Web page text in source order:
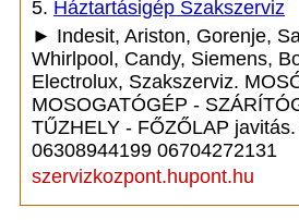
5. Háztartásigép Szakszerviz
► Indesit, Ariston, Gorenje,
Whirlpool, Candy, Siemens,
Electrolux, Szakszerviz.
MOSOGATÓGÉP -
TŰZHELY - FŐZŐLAP
06308944199 06704272131
szervizkozpont.hupont.hu